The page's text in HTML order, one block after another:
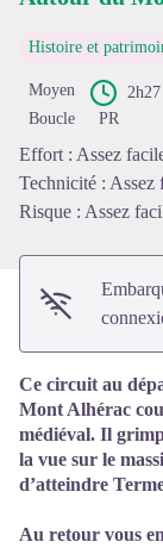
Histoire et
Moyen 2h27
Boucle
PR
Effort : Assez
Technicité : Assez
Risque : Assez
Ce circuit au
Mont Alhérac
médiéval. Il
la vue sur le
d’atteindre
Au retour vous